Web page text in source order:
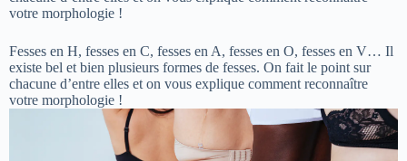
votre morphologie !
Fesses en H, fesses en C, fesses en A, fesses en O, fesses en V… Il
existe bel et bien plusieurs formes de fesses. On fait le point sur
chacune d’entre elles et on vous explique comment reconnaître
votre morphologie !